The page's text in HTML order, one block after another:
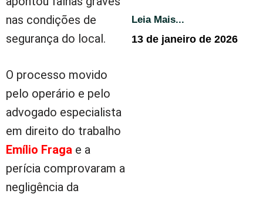
nas condições de
segurança do local.
O processo movido
pelo operário e pelo
advogado especialista
em direito do trabalho
Emílio Fraga e a
perícia comprovaram a
negligência da
Leia Mais...
13 de janeiro de 2026